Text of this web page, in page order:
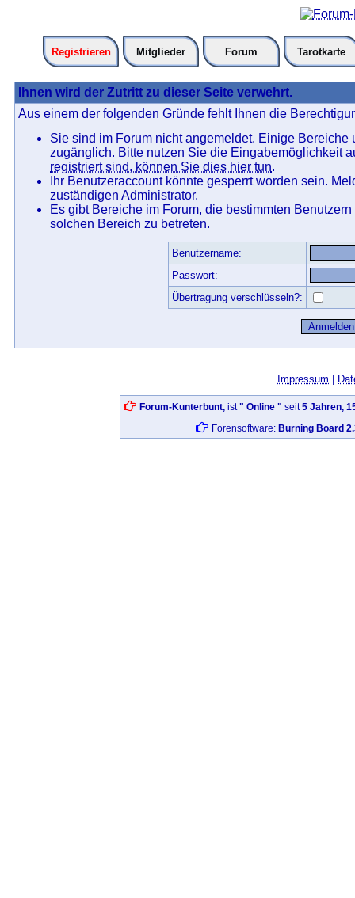
Registrieren Mitglieder Forum Tarotkarte
Ihnen wird der Zutritt zu dieser Seite verwehrt.
Aus einem der folgenden Gründe fehlt Ihnen die
Sie sind im Forum nicht angemeldet. Einige
zugänglich. Bitte nutzen Sie die Eingabemöglichkeit
registriert sind, können Sie dies hier tun.
Ihr Benutzeraccount könnte gesperrt worden sein.
zuständigen Administrator.
Es gibt Bereiche im Forum, die bestimmten
solchen Bereich zu betreten.
Benutzername:
Passwort:
Übertragung verschlüsseln?:
Impressum
Forum-Kunterbunt,ist" Online " seit5 Jahren,
Forensoftware: Burning Board